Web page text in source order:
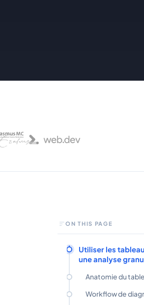
ON THIS PAGE
Utiliser les
une analyse
Anatomie du
Workflow de